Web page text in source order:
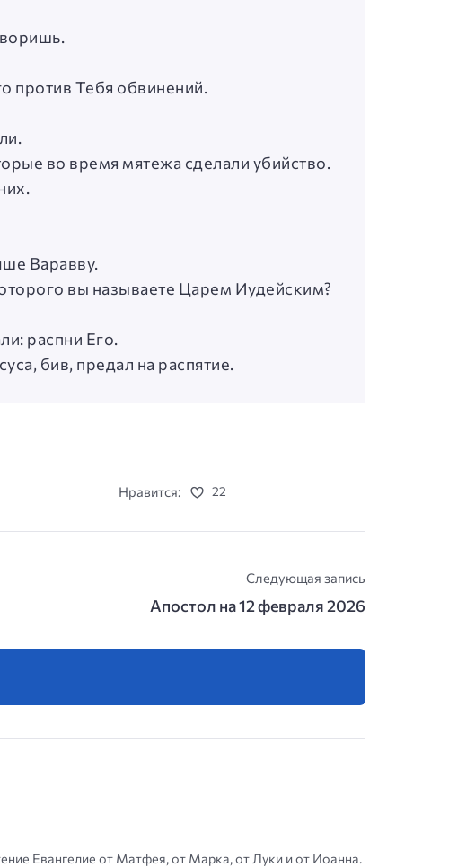
против Тебя обвинений.
во время мятежа сделали убийство.
Варавву.
вы называете Царем Иудейским?
распни Его.
бив, предал на распятие.
Нравится:
22
Следующая запись
Апостол на 12 февраля 2026
Евангелие от Матфея, от Марка, от Луки и от Иоанна.